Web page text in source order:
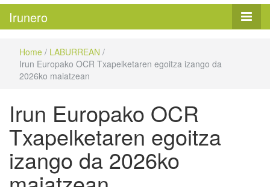
Irunero
Home / LABURREAN /
Irun Europako OCR Txapelketaren egoitza izango da
2026ko maiatzean
Irun Europako OCR
Txapelketaren egoitza
izango da 2026ko